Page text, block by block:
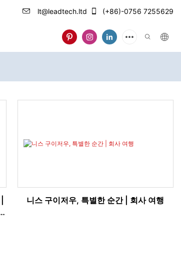
lt@leadtech.ltd (+86)-0756 7255629
니스 구이저우, 특별한 순간 | 회사 여행